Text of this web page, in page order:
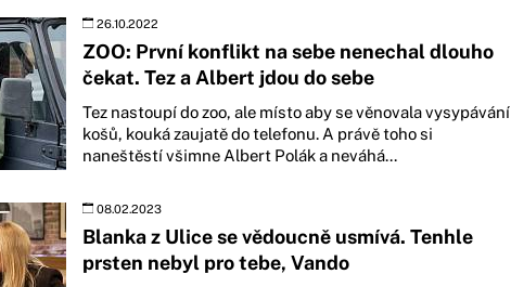
26.10.2022
ZOO: První konflikt na sebe nenechal dlouho
čekat. Tez a Albert jdou do sebe
Tez nastoupí do zoo, ale místo aby se věnovala vysypávání
košů, kouká zaujatě do telefonu. A právě toho si
naneštěstí všimne Albert Polák a neváhá...
08.02.2023
Blanka z Ulice se vědoucně usmívá. Tenhle
prsten nebyl pro tebe, Vando